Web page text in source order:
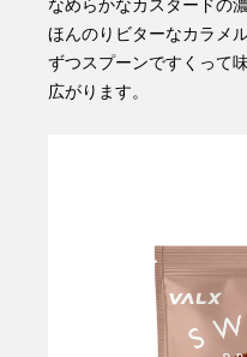
なめらかなカスタードの
ほんのりビターなカラメ
ずつスプーンですくって
広がります。